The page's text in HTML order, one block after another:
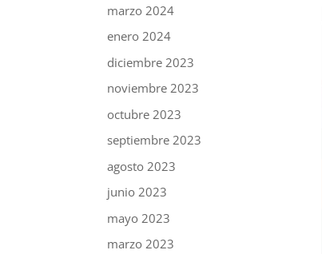
marzo 2024
enero 2024
diciembre 2023
noviembre 2023
octubre 2023
septiembre 2023
agosto 2023
junio 2023
mayo 2023
marzo 2023